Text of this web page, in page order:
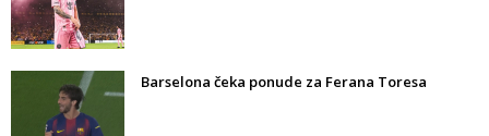
Barselona čeka ponude za Ferana Toresa